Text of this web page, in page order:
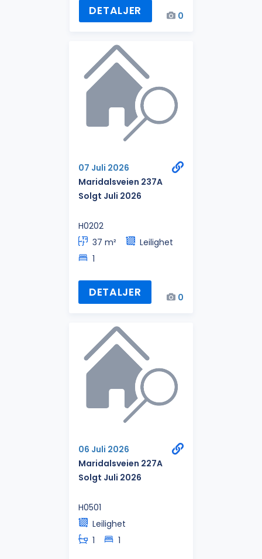
DETALJER 0
07 Juli 2026
Maridalsveien 237A
Solgt Juli 2026
H0202
37 m²
Leilighet
1
DETALJER 0
06 Juli 2026
Maridalsveien 227A
Solgt Juli 2026
H0501
Leilighet
1
1